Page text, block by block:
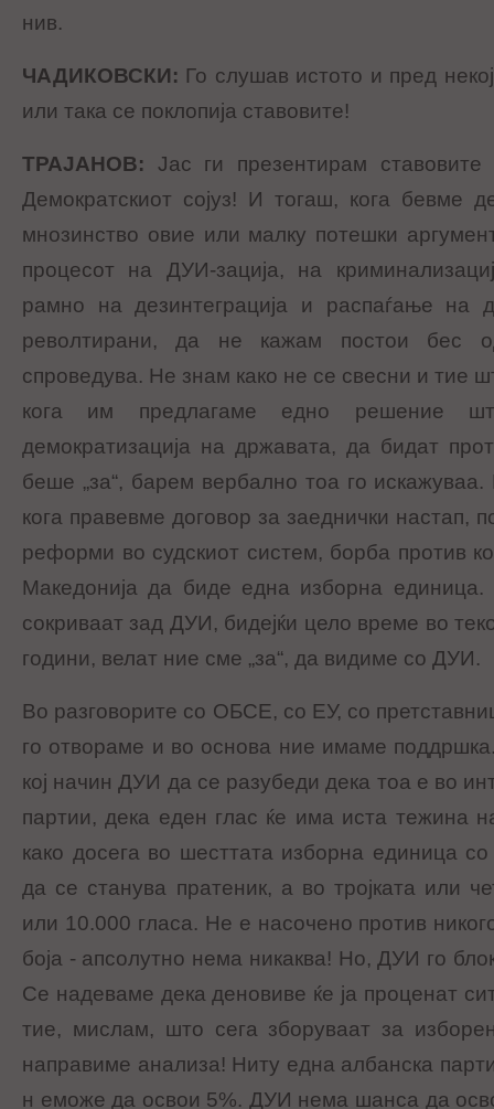
нив.
ЧАДИКОВСКИ: Го слушав истото и пред
или така се поклопија ставовите!
ТРАЈАНОВ:
Јас ги презентирам
Демократскиот сојуз! И тогаш, кога бевме
мнозинство овие или малку потешки
процесот на ДУИ-зација, на
рамно на дезинтеграција и распаѓање на
револтирани, да не кажам постои бес
спроведува. Не знам како не се свесни и тие
кога им предлагаме едно решение
демократизација на државата, да бидат
беше „за“, барем вербално тоа го
кога правевме договор за заеднички настап,
реформи во судскиот систем, борба против
Македонија да биде една изборна
сокриваат зад ДУИ, бидејќи цело време во
години, велат ние сме „за“, да видиме со ДУИ.
Во разговорите со ОБСЕ, со ЕУ, со
го отвораме и во основа ние имаме
кој начин ДУИ да се разубеди дека тоа е во
партии, дека еден глас ќе има иста тежина
како досега во шесттата изборна единица
да се станува пратеник, а во тројката или
или 10.000 гласа. Не е насочено против
боја - апсолутно нема никаква! Но, ДУИ го
Се надеваме дека деновиве ќе ја проценат
тие, мислам, што сега зборуваат за
направиме анализа! Ниту една албанска
н еможе да освои 5%. ДУИ нема шанса да